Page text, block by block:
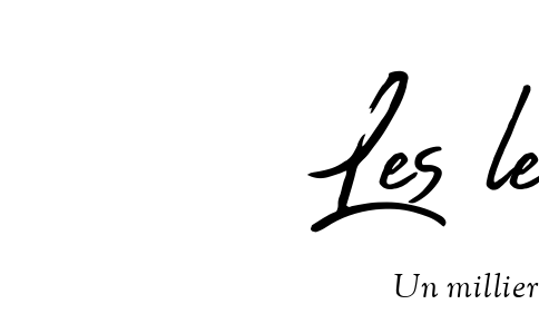
Les
Un millier